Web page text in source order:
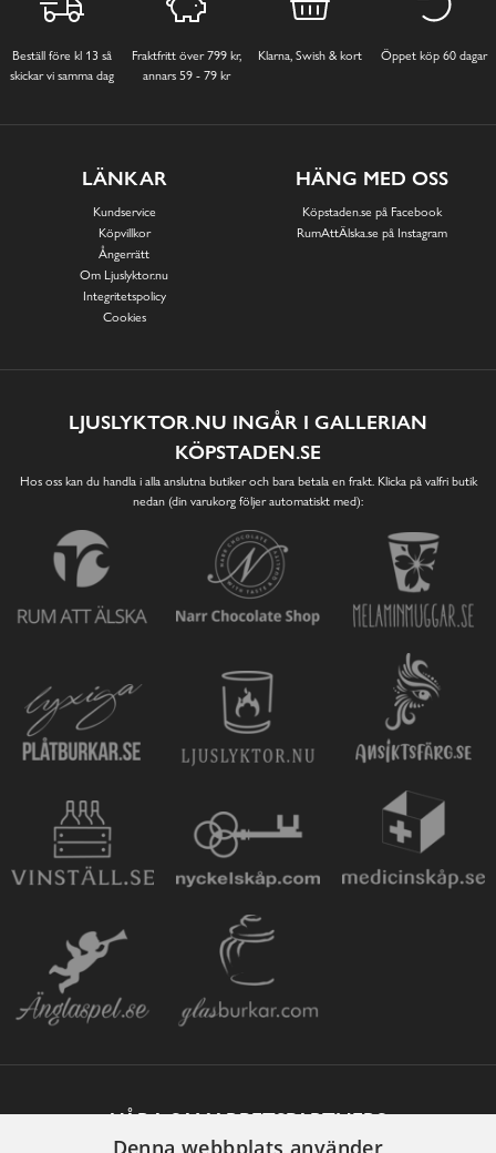
Beställ före kl 13 så
skickar vi samma dag
Fraktfritt över 799 kr,
annars 59 - 79 kr
Klarna, Swish & kort Öppet köp 60 dagar
LÄNKAR
Kundservice
Köpvillkor
Ångerrätt
Om Ljuslyktor.nu
Integritetspolicy
Cookies
HÄNG MED OSS
Köpstaden.se på Facebook
RumAttÄlska.se på Instagram
LJUSLYKTOR.NU INGÅR I GALLERIAN
KÖPSTADEN.SE
Hos oss kan du handla i alla anslutna butiker och bara betala en frakt. Klicka på valfri butik
nedan (din varukorg följer automatiskt med):
VÅRA SAMARBETSPARTNERS
Denna webbplats använder